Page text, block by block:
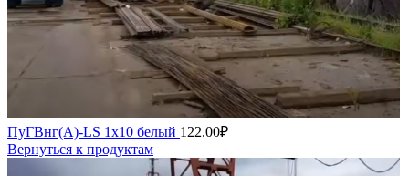
ПуГВнг(А)-LS 1х10 белый 122.00₽
Вернуться к продуктам